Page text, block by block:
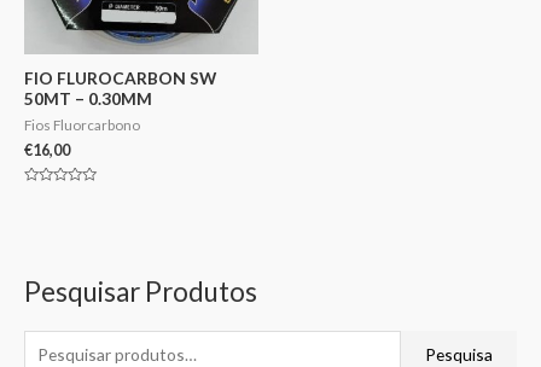
Pesquisar Produtos
Pesquisa
FIO FLUROCARBON SW
50MT – 0.30MM
Fios Fluorcarbono
€16,00